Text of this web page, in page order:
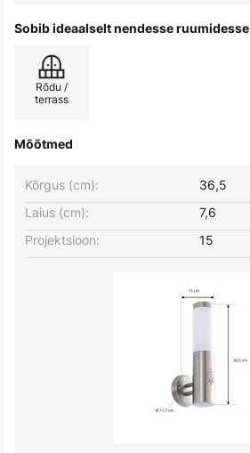
Sobib ideaalselt nendesse ruumidesse
Rõdu /
terrass
Mõõtmed
Laius (cm): 7,6
Kõrgus (cm): 36,5
Projektsioon: 15